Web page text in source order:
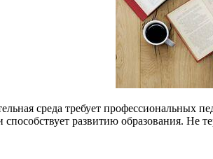
среда требует профессиональных
развитию образования. Не